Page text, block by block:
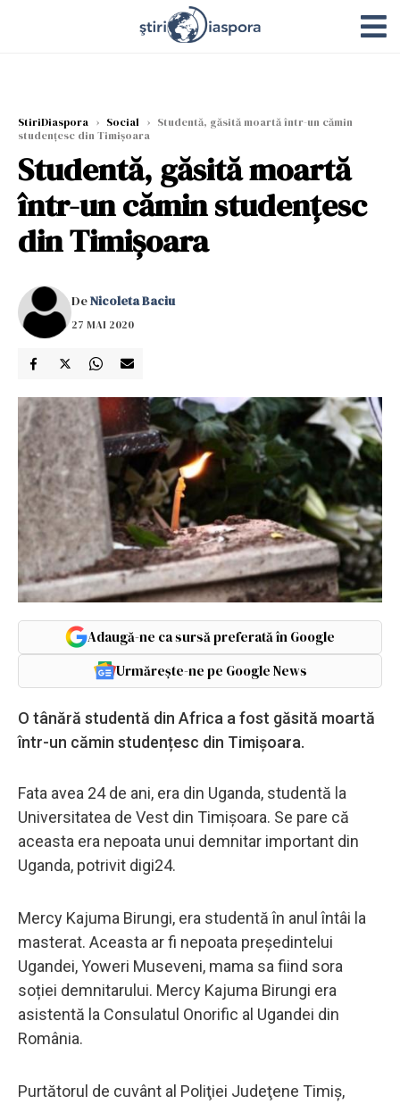
StiriDiaspora › Social › Studentă, găsită moartă într-un cămin
studențesc din Timișoara
Studentă, găsită moartă
într-un cămin studențesc
din Timișoara
DeNicoleta Baciu
27 MAI 2020
Adaugă-ne ca sursă preferată în Google
Urmărește-ne pe Google News
O tânără studentă din Africa a fost găsită moartă
într-un cămin studențesc din Timișoara.
Fata avea 24 de ani, era din Uganda, studentă la
Universitatea de Vest din Timișoara. Se pare că
aceasta era nepoata unui demnitar important din
Uganda, potrivit digi24.
Mercy Kajuma Birungi, era studentă în anul întâi la
masterat. Aceasta ar fi nepoata președintelui
Ugandei, Yoweri Museveni, mama sa fiind sora
soției demnitarului. Mercy Kajuma Birungi era
asistentă la Consulatul Onorific al Ugandei din
România.
Purtătorul de cuvânt al Poliţiei Judeţene Timiş,